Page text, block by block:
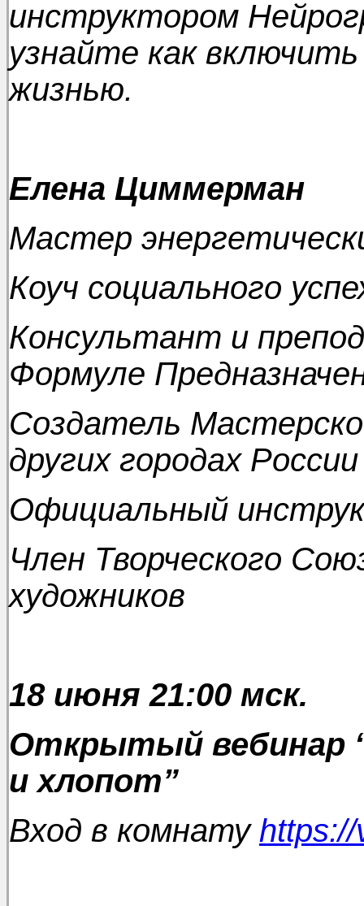
инструктором
узнайте как
жизнью.
Елена Циммерман
Мастер
Коуч социального
Консультант и
Формуле
Создатель
других городах России
Официальный
Член Творческого
художников
18 июня 21:00 мск.
Открытый вебинар
и хлопот”
Вход в комнату